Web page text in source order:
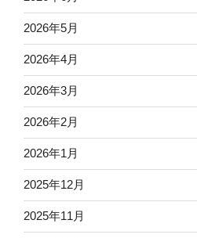
2026年5月
2026年4月
2026年3月
2026年2月
2026年1月
2025年12月
2025年11月